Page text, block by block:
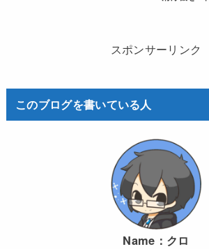
スポンサーリンク
このブログを書いている人
Name： クロ